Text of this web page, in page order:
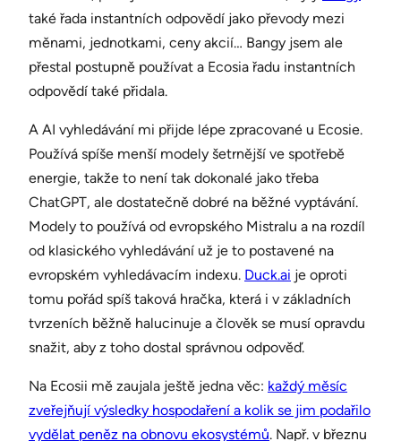
také řada instantních odpovědí jako převody mezi
měnami, jednotkami, ceny akcií… Bangy jsem ale
přestal postupně používat a Ecosia řadu instantních
odpovědí také přidala.
A AI vyhledávání mi přijde lépe zpracované u Ecosie.
Používá spíše menší modely šetrnější ve spotřebě
energie, takže to není tak dokonalé jako třeba
ChatGPT, ale dostatečně dobré na běžné vyptávání.
Modely to používá od evropského Mistralu a na rozdíl
od klasického vyhledávání už je to postavené na
evropském vyhledávacím indexu. Duck.ai je oproti
tomu pořád spíš taková hračka, která i v základních
tvrzeních běžně halucinuje a člověk se musí opravdu
snažit, aby z toho dostal správnou odpověď.
Na Ecosii mě zaujala ještě jedna věc: každý měsíc
zveřejňují výsledky hospodaření a kolik se jim podařilo
vydělat peněz na obnovu ekosystémů. Např. v březnu